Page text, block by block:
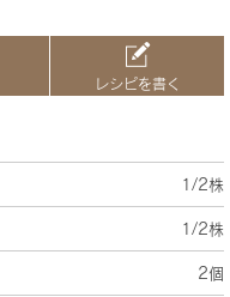
レシピを書く
1/2株
1/2株
2個